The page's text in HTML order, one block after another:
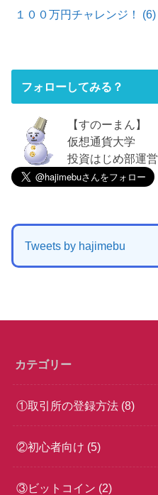
１００万円チャレンジ！ (6)
フォローしてみる？
【すのーまん】
仮想通貨大学
投資はじめ部運営
Tweets by hajimebu
カテゴリー
①取引所の登録方法 (8)
②初心者向け (5)
③ビットコイン (2)